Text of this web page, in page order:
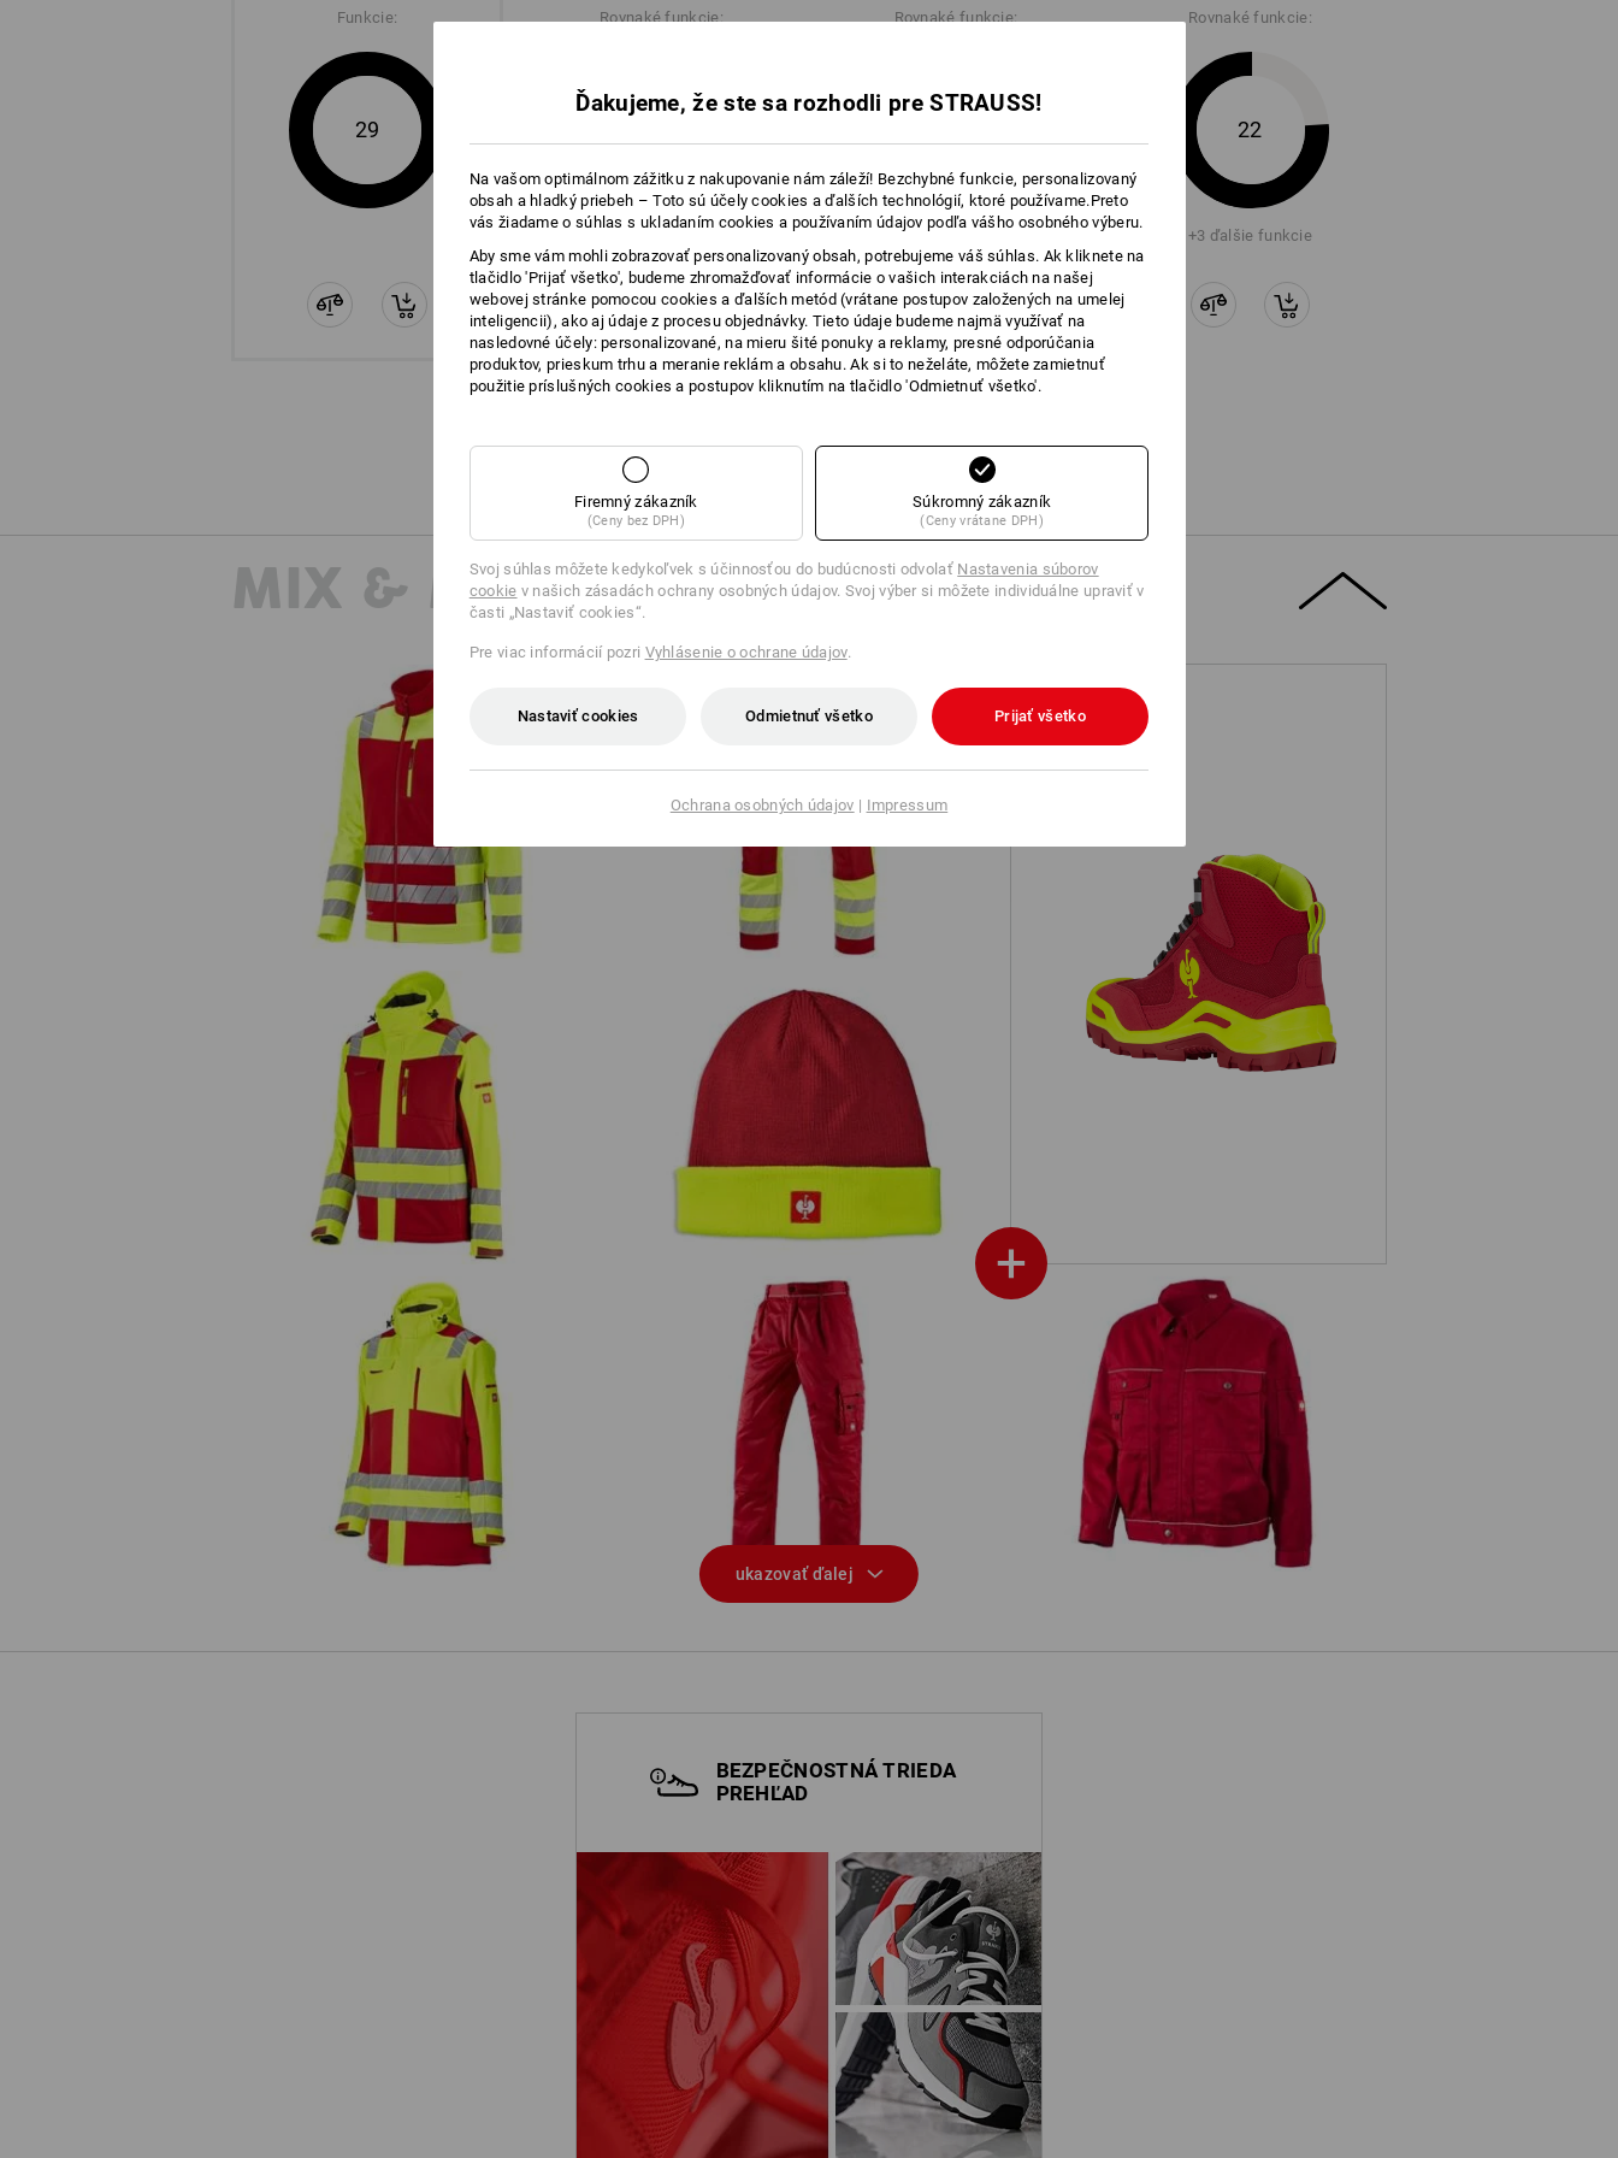
Bližšie informácie získate po kliknutí na tlačidlo „Dátový list“.
Funkcie:
29
Rovnaké funkcie: Rovnaké funkcie:
+4 ďalšie funkcie
Rovnaké funkcie:
22
+3 ďalšie funkcie
MIX & MATCH
e.s. S3 bezpečnostná obuv Kastra II
mid
+
Reflexná ochranná softshell. bunda
e.s.motion 24/7
Reflexné ochranné nohavice do pása
Reflexná zimná softshellová bunda
e.s.motion 24/7
Štrikovaná čapica e.s.motion 24/7
Výstražná zimná softshellová parka
e.s.motion 24/7
Nohavice do pása e.s.classic Pracovná bunda e.s.classic
ukazovať ďalej
BEZPEČNOSTNÁ TRIEDA
PREHĽAD
Ďakujeme, že ste sa rozhodli pre STRAUSS!
Na vašom optimálnom zážitku z nakupovanie nám záleží! Bezchybné funkcie, personalizovaný
obsah a hladký priebeh – Toto sú účely cookies a ďalších technológií, ktoré používame.Preto
vás žiadame o súhlas s ukladaním cookies a používaním údajov podľa vášho osobného výberu.
Aby sme vám mohli zobrazovať personalizovaný obsah, potrebujeme váš súhlas. Ak kliknete na
tlačidlo 'Prijať všetko', budeme zhromažďovať informácie o vašich interakciách na našej
webovej stránke pomocou cookies a ďalších metód (vrátane postupov založených na umelej
inteligencii), ako aj údaje z procesu objednávky. Tieto údaje budeme najmä využívať na
nasledovné účely: personalizované, na mieru šité ponuky a reklamy, presné odporúčania
produktov, prieskum trhu a meranie reklám a obsahu. Ak si to neželáte, môžete zamietnuť
použitie príslušných cookies a postupov kliknutím na tlačidlo 'Odmietnuť všetko'.
Firemný zákazník
(Ceny bez DPH)
Súkromný zákazník
(Ceny vrátane DPH)
Svoj súhlas môžete kedykoľvek s účinnosťou do budúcnosti odvolať Nastavenia súborov
cookie v našich zásadách ochrany osobných údajov. Svoj výber si môžete individuálne upraviť v
časti „Nastaviť cookies“.
Pre viac informácií pozri Vyhlásenie o ochrane údajov.
Nastaviť cookies Odmietnuť všetko Prijať všetko
Ochrana osobných údajov | Impressum